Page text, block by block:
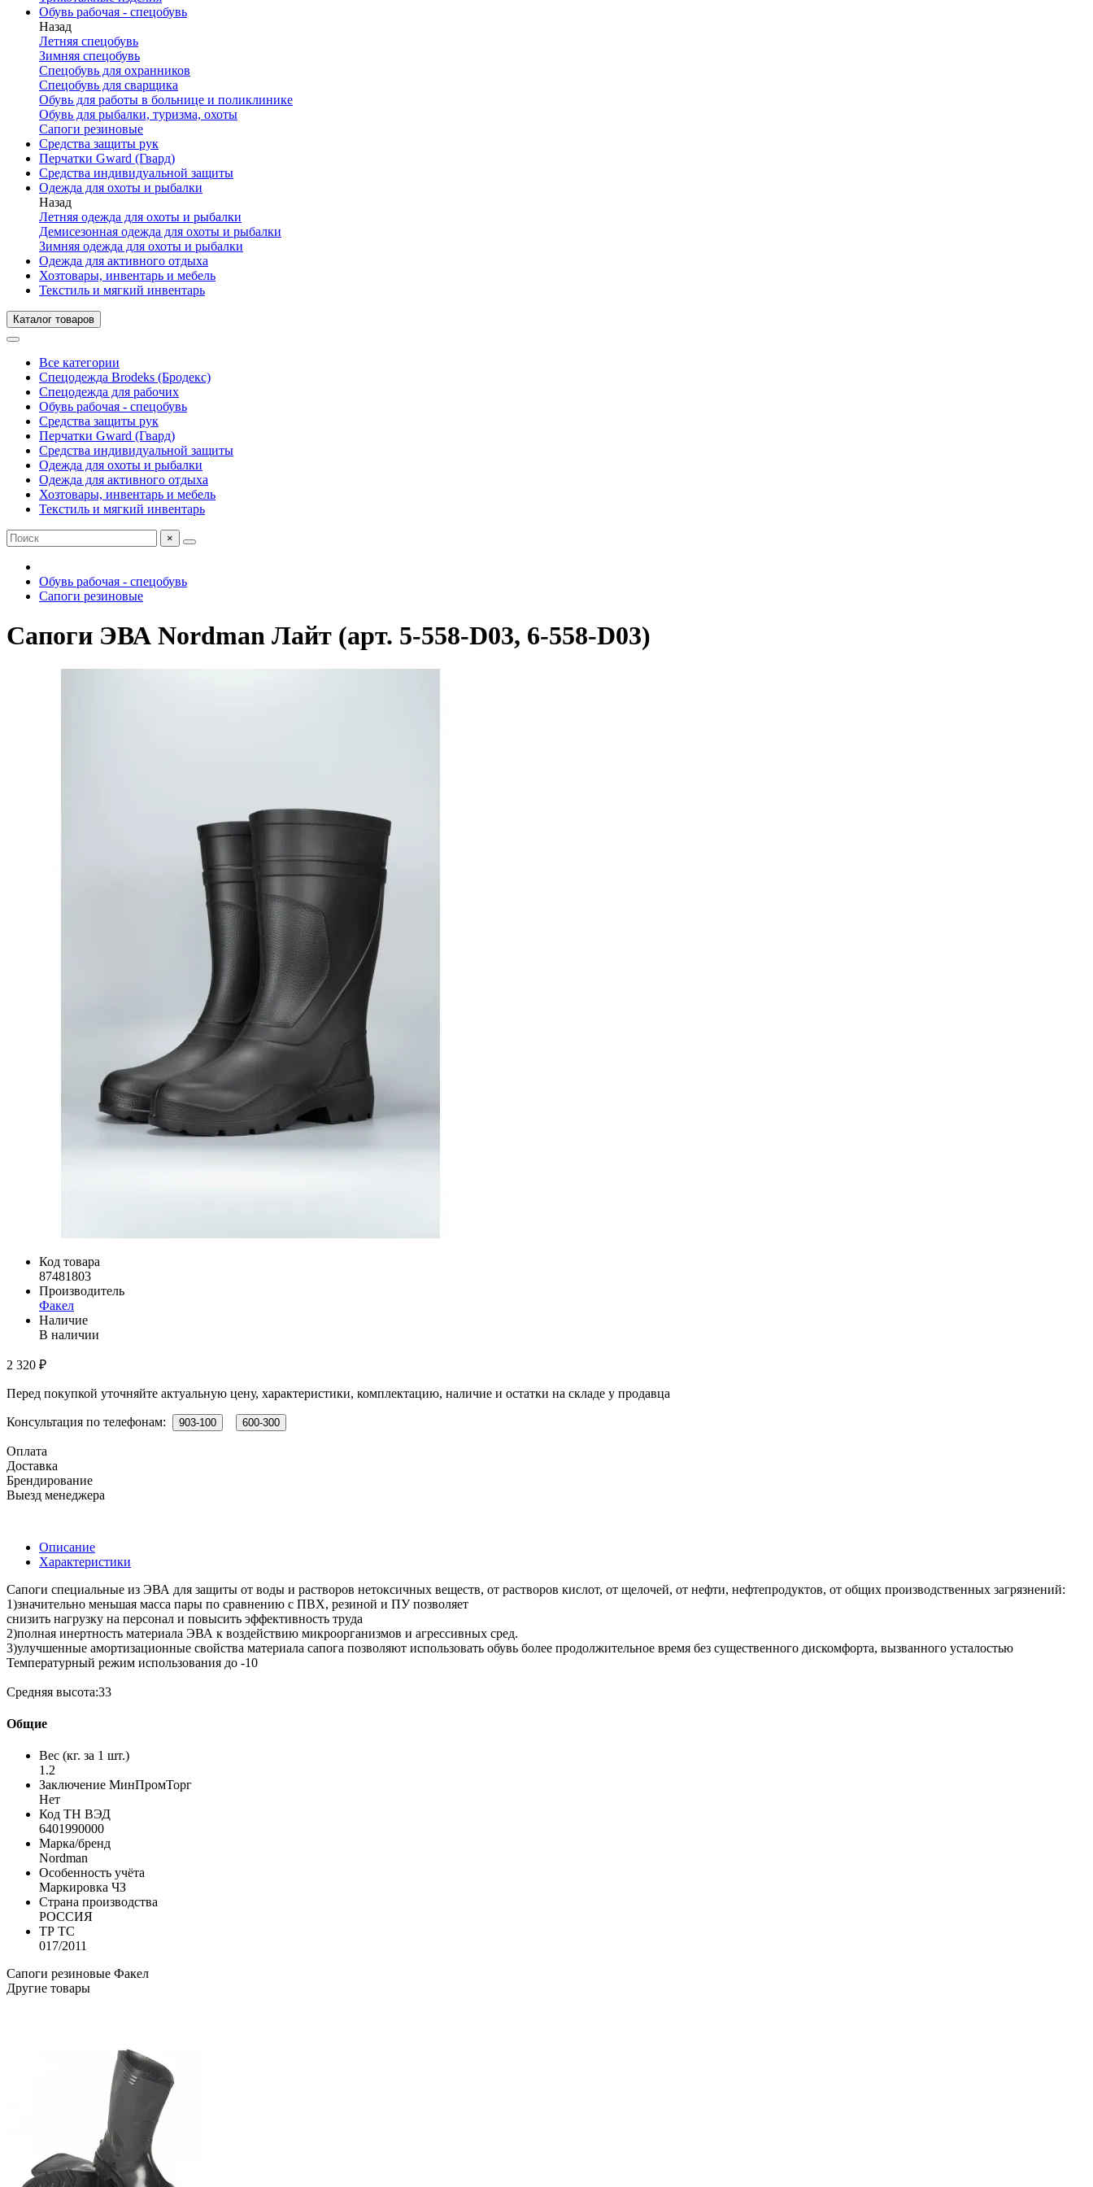
Обувь рабочая - спецобувь
Назад
Летняя спецобувь
Зимняя спецобувь
Спецобувь для охранников
Спецобувь для сварщика
Обувь для работы в больнице и поликлинике
Обувь для рыбалки, туризма, охоты
Сапоги резиновые
Средства защиты рук
Перчатки Gward (Гвард)
Средства индивидуальной защиты
Одежда для охоты и рыбалки
Назад
Летняя одежда для охоты и рыбалки
Демисезонная одежда для охоты и рыбалки
Зимняя одежда для охоты и рыбалки
Одежда для активного отдыха
Хозтовары, инвентарь и мебель
Текстиль и мягкий инвентарь
Каталог товаров
Все категории
Спецодежда Brodeks (Бродекс)
Спецодежда для рабочих
Обувь рабочая - спецобувь
Средства защиты рук
Перчатки Gward (Гвард)
Средства индивидуальной защиты
Одежда для охоты и рыбалки
Одежда для активного отдыха
Хозтовары, инвентарь и мебель
Текстиль и мягкий инвентарь
×
Обувь рабочая - спецобувь
Сапоги резиновые
Сапоги ЭВА Nordman Лайт (арт. 5-558-D03, 6-558-D03)
Код товара
87481803
Производитель
Факел
Наличие
В наличии
2 320 ₽
Перед покупкой уточняйте актуальную цену, характеристики, комплектацию, наличие и остатки на складе у продавца
Консультация по телефонам: 903-100 600-300
Оплата
Доставка
Брендирование
Выезд менеджера
Описание
Характеристики
Сапоги специальные из ЭВА для защиты от воды и растворов нетоксичных веществ, от растворов кислот, от щелочей, от нефти, нефтепродуктов, от общих производственных загрязнений:
1)значительно меньшая масса пары по сравнению с ПВХ, резиной и ПУ позволяет
снизить нагрузку на персонал и повысить эффективность труда
2)полная инертность материала ЭВА к воздействию микроорганизмов и агрессивных сред.
3)улучшенные амортизационные свойства материала сапога позволяют использовать обувь более продолжительное время без существенного дискомфорта, вызванного усталостью
Температурный режим использования до -10
Средняя высота:33
Общие
Вес (кг. за 1 шт.)
1.2
Заключение МинПромТорг
Нет
Код ТН ВЭД
6401990000
Марка/бренд
Nordman
Особенность учёта
Маркировка ЧЗ
Страна производства
РОССИЯ
ТР ТС
017/2011
Сапоги резиновые Факел
Другие товары